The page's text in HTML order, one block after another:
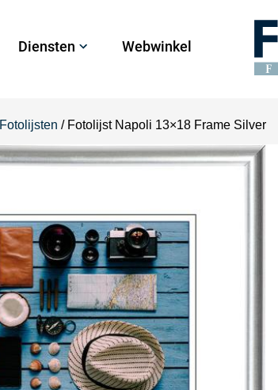
Diensten Webwinkel
Fotolijsten / Fotolijst Napoli 13×18 Frame Silver